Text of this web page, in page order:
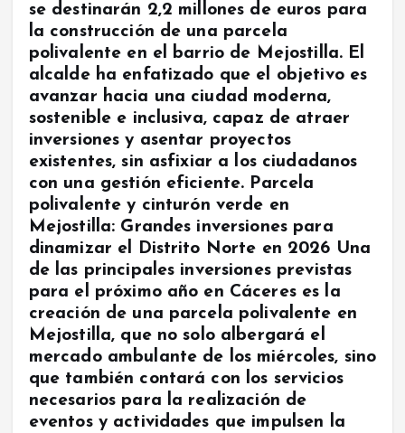
se destinarán 2,2 millones de euros para
la construcción de una parcela
polivalente en el barrio de Mejostilla. El
alcalde ha enfatizado que el objetivo es
avanzar hacia una ciudad moderna,
sostenible e inclusiva, capaz de atraer
inversiones y asentar proyectos
existentes, sin asfixiar a los ciudadanos
con una gestión eficiente. Parcela
polivalente y cinturón verde en
Mejostilla: Grandes inversiones para
dinamizar el Distrito Norte en 2026 Una
de las principales inversiones previstas
para el próximo año en Cáceres es la
creación de una parcela polivalente en
Mejostilla, que no solo albergará el
mercado ambulante de los miércoles, sino
que también contará con los servicios
necesarios para la realización de
eventos y actividades que impulsen la